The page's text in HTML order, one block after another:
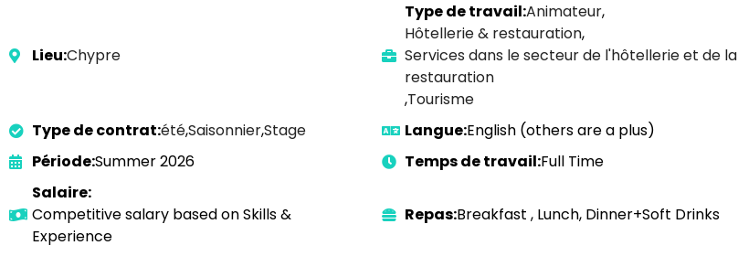
Lieu:Chypre
Type de travail:Animateur,
Hôtellerie & restauration,
Services dans le secteur de l'hôtellerie et de la
restauration
,Tourisme
Type de contrat:été,Saisonnier,Stage Langue:English (others are a plus)
Période:Summer 2026 Temps de travail:Full Time
Salaire:
Competitive salary based on Skills &
Experience
Repas:Breakfast , Lunch, Dinner+Soft Drinks